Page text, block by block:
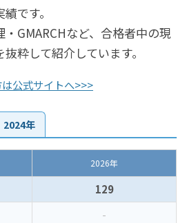
です。
GMARCHなど、合格者中の現
粋して紹介しています。
公式サイトへ>>>
2024年
2026年
129
-